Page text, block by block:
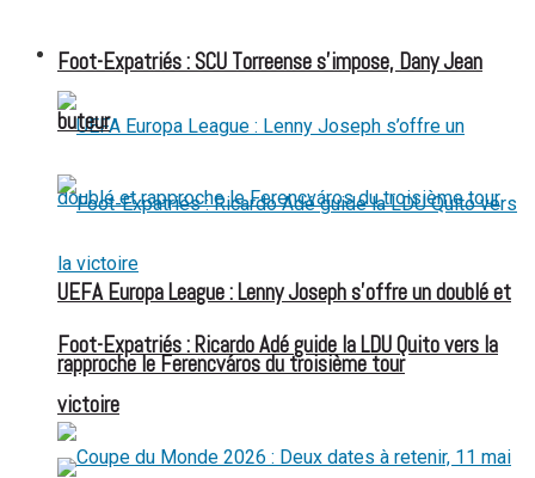
FOOT EXPATRIÉS
UEFA Europa League : Lenny Joseph s’offre un doublé et
rapproche le Ferencváros du troisième tour
Foot-Expatriés : SCU Torreense s’impose, Dany Jean
buteur
Foot-Expatriés : Ricardo Adé guide la LDU Quito vers la
victoire